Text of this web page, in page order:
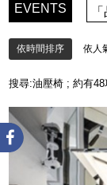
EVENTS
品味設計，美好
依時間排序 依人
搜尋:油壓椅 ; 約有48